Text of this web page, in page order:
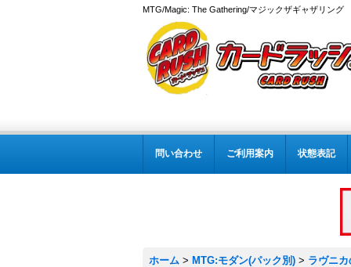
MTG/Magic: The Gathering/マジックザギャザリン
問い合わせ ご利用案内 状態表記
ホーム > MTG:モダン(パック別) > ラヴニ